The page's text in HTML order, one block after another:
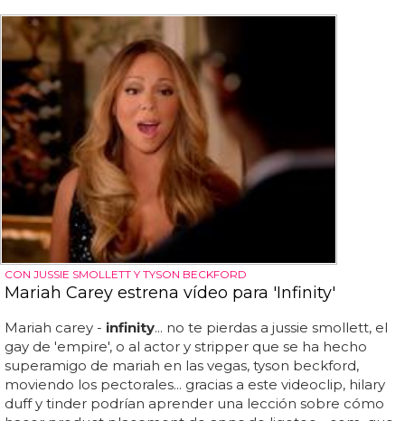
CON JUSSIE SMOLLETT Y TYSON BECKFORD
Mariah Carey estrena vídeo para 'Infinity'
Mariah carey - infinity... no te pierdas a jussie smollett, el
gay de 'empire', o al actor y stripper que se ha hecho
superamigo de mariah en las vegas, tyson beckford,
moviendo los pectorales... gracias a este videoclip, hilary
duff y tinder podrían aprender una lección sobre cómo